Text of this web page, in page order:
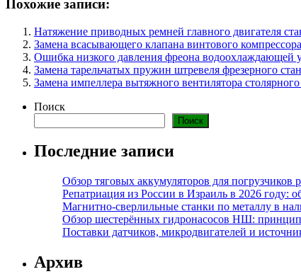
Похожие записи:
Натяжение приводных ремней главного двигателя
Замена всасывающего клапана винтового компрессора
Ошибка низкого давления фреона водоохлаждающей
Замена тарельчатых пружин штревеля фрезерного
Замена импеллера вытяжного вентилятора столярного
Поиск
Поиск
Последние записи
Обзор тяговых аккумуляторов для погрузчиков
Репатриация из России в Израиль в 2026 году:
Магнитно-сверлильные станки по металлу в
Обзор шестерённых гидронасосов НШ: принцип
Поставки датчиков, микродвигателей и
Архив